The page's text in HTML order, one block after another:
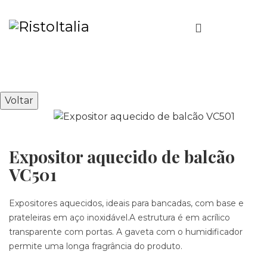
Voltar
Expositor aquecido de balcão
VC501
Expositores aquecidos, ideais para bancadas, com base e
prateleiras em aço inoxidável.A estrutura é em acrílico
transparente com portas. A gaveta com o humidificador
permite uma longa fragrância do produto.